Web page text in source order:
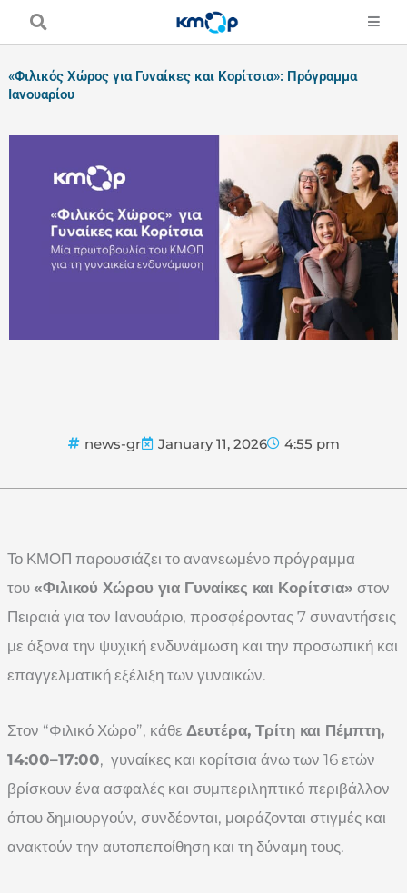
«Φιλικός Χώρος για Γυναίκες και Κορίτσια»: Πρόγραμμα
Ιανουαρίου
news-gr January 11, 2026 4:55 pm
Το ΚΜΟΠ παρουσιάζει το ανανεωμένο πρόγραμμα
του «Φιλικού Χώρου για Γυναίκες και Κορίτσια» στον
Πειραιά για τον Ιανουάριο, προσφέροντας 7 συναντήσεις
με άξονα την ψυχική ενδυνάμωση και την προσωπική και
επαγγελματική εξέλιξη των γυναικών.
Στον “Φιλικό Χώρο”, κάθε Δευτέρα, Τρίτη και Πέμπτη,
14:00–17:00, γυναίκες και κορίτσια άνω των 16 ετών
βρίσκουν ένα ασφαλές και συμπεριληπτικό περιβάλλον
όπου δημιουργούν, συνδέονται, μοιράζονται στιγμές και
ανακτούν την αυτοπεποίθηση και τη δύναμη τους.